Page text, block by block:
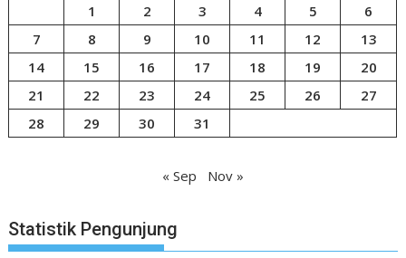
1
2 3 4 5
6
7
8 9 10 11 12
13
14
15 16 17 18 19
20
21
22 23 24 25 26
27
28
29 30 31
« Sep Nov »
Statistik Pengunjung